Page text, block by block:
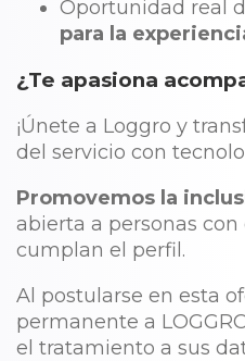
Oportunidad real
para la
¿Te apasiona
¡Únete a Loggro y
del servicio con
Promovemos la
abierta a personas
cumplan el perfil.
Al postularse en esta
permanente a
el tratamiento a sus